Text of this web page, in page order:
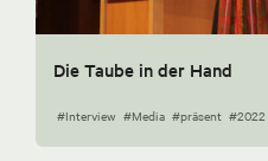
Die Taube in der Hand
#Interview #Media #präsent #2022